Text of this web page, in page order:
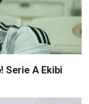
Serie A Ekibi